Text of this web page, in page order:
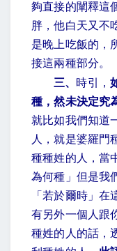
夠直接的闡釋這
胖，他白天又不
是晚上吃飯的，
接這兩種部分。
三、 時引，
種，然未決定究
就比如我們知道
人，就是婆羅門
種種姓的人，當
為何種」但是我
「若於爾時」
有另外一個人跟
種姓的人的話，